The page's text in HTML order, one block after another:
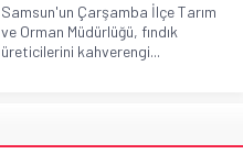
Samsun'un Çarşamba İlçe Tarım
ve Orman Müdürlüğü, fındık
üreticilerini kahverengi...